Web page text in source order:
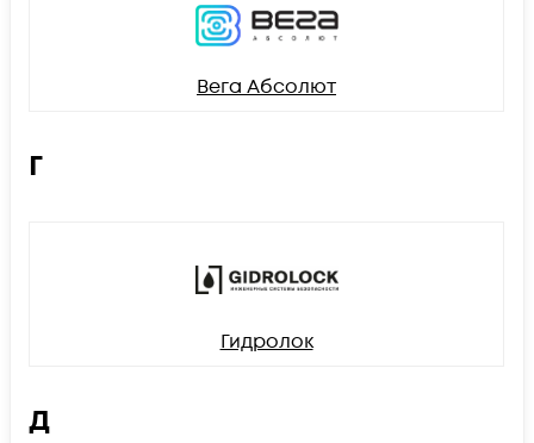
Вега Абсолют
Г
Гидролок
Д